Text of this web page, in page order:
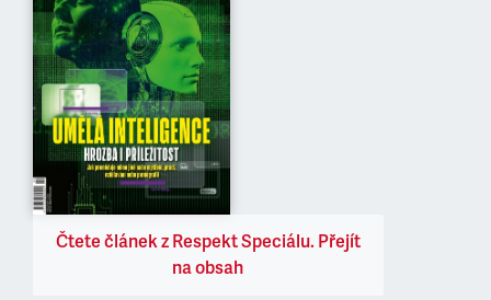
Čtete článek z Respekt Speciálu. Přejít
na obsah